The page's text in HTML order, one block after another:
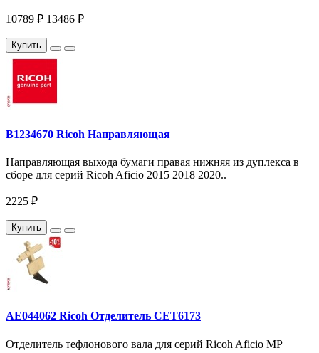
10789 ₽ 13486 ₽
Купить
B1234670 Ricoh Направляющая
Направляющая выхода бумаги правая нижняя из дуплекса в
сборе для серий Ricoh Aficio 2015 2018 2020..
2225 ₽
Купить
AE044062 Ricoh Отделитель CET6173
Отделитель тефлонового вала для серий Ricoh Aficio MP